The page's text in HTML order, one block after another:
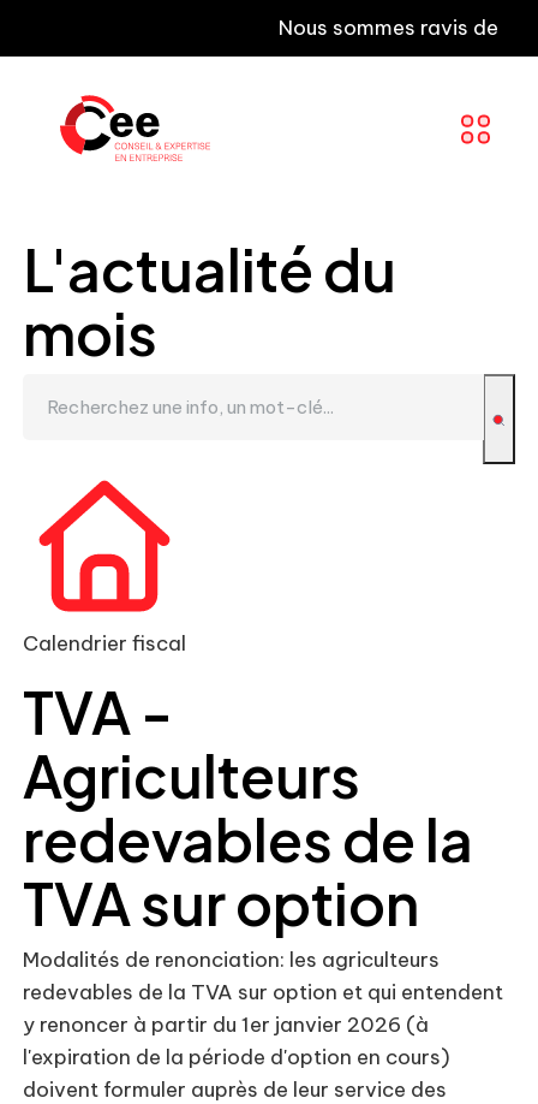
Nous sommes ravis de
L'actualité du
mois
Calendrier fiscal
TVA -
Agriculteurs
redevables de la
TVA sur option
Modalités de renonciation: les agriculteurs
redevables de la TVA sur option et qui entendent
y renoncer à partir du 1er janvier 2026 (à
l'expiration de la période d'option en cours)
doivent formuler auprès de leur service des